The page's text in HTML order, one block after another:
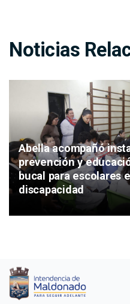
Noticias
Abella acompañó
prevención y
bucal para escolares
discapacidad